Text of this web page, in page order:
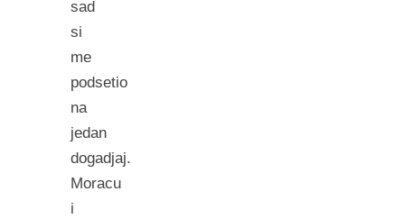
sad
si
me
podsetio
na
jedan
dogadjaj.
Moracu
i